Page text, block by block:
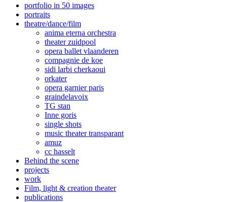
portfolio in 50 images
portraits
theatre/dance/film
anima eterna orchestra
theater zuidpool
opera ballet vlaanderen
compagnie de koe
sidi larbi cherkaoui
orkater
opera garnier paris
graindelavoix
TG stan
Inne goris
single shots
music theater transparant
amuz
cc hasselt
Behind the scene
projects
work
Film, light & creation theater
publications